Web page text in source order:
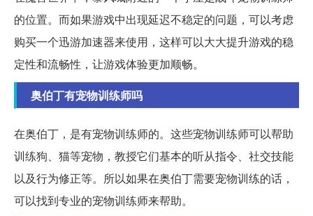
的位置。而如果游戏中出现延迟不稳定的问题，可以考虑
购买一个迅游加速器来使用，这样可以大大提升游戏的稳
定性和流畅性，让游戏体验更加顺畅。
奥伯丁有宠物训练师吗
在奥伯丁，是有宠物训练师的。这些宠物训练师可以帮助
训练狗、猫等宠物，教授它们基本的听从指令、社交技能
以及行为修正等。所以如果在奥伯丁需要宠物训练的话，
可以找到专业的宠物训练师来帮助。